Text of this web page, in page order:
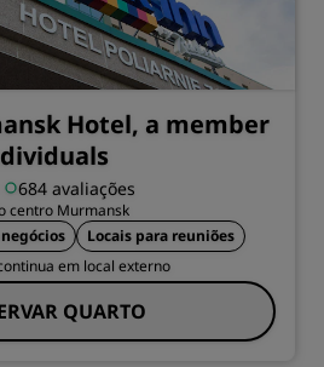
Hotel, a member
684 avaliações
centro Murmansk
Locais para reuniões
em local externo
QUARTO